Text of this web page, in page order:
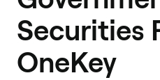
Securities
OneKey